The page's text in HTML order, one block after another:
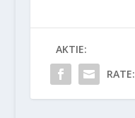
AKTIE:
RATE: